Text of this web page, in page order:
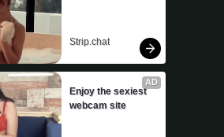
Strip.chat
AD
Enjoy the sexiest
webcam site